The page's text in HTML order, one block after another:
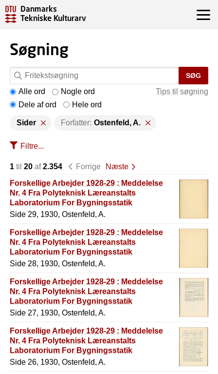
Danmarks
Tekniske Kulturarv
Søgning
SØG
Tips til søgning
Alle ord
Nogle ord
Dele af ord
Hele ord
Sider Forfatter: Ostenfeld, A.
Filtre...
1 til 20 af2.354 Forrige
Næste
Forskellige Arbejder 1928-29 : Meddelelse
Nr. 4 Fra Polyteknisk Læreanstalts
Laboratorium For Bygningsstatik
Side 29, 1930, Ostenfeld, A.
Forskellige Arbejder 1928-29 : Meddelelse
Nr. 4 Fra Polyteknisk Læreanstalts
Laboratorium For Bygningsstatik
Side 28, 1930, Ostenfeld, A.
Forskellige Arbejder 1928-29 : Meddelelse
Nr. 4 Fra Polyteknisk Læreanstalts
Laboratorium For Bygningsstatik
Side 27, 1930, Ostenfeld, A.
Forskellige Arbejder 1928-29 : Meddelelse
Nr. 4 Fra Polyteknisk Læreanstalts
Laboratorium For Bygningsstatik
Side 26, 1930, Ostenfeld, A.